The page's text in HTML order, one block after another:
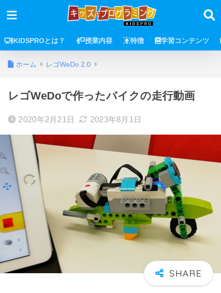
KIDSPROとは？ 授業内容 特徴 学習コンテンツ
ホーム レゴWeDo 2.0
レゴWeDoで作ったバイクの走行動画
2020年2月21日 2023年8月1日